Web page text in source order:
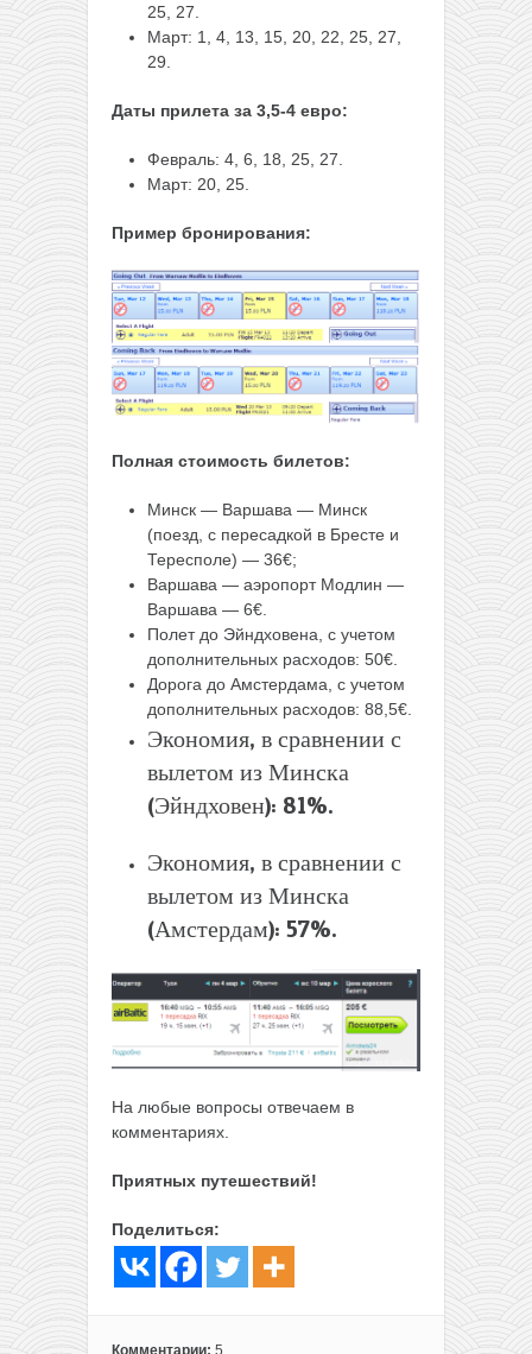
25, 27.
Март: 1, 4, 13, 15, 20, 22, 25, 27,
29.
Даты прилета за 3,5-4 евро:
Февраль: 4, 6, 18, 25, 27.
Март: 20, 25.
Пример бронирования:
Полная стоимость билетов:
Минск — Варшава — Минск
(поезд, с пересадкой в Бресте и
Тересполе) — 36€;
Варшава — аэропорт Модлин —
Варшава — 6€.
Полет до Эйндховена, с учетом
дополнительных расходов: 50€.
Дорога до Амстердама, с учетом
дополнительных расходов: 88,5€.
Экономия, в сравнении с
вылетом из Минска
(Эйндховен): 81%.
Экономия, в сравнении с
вылетом из Минска
(Амстердам): 57%.
На любые вопросы отвечаем в
комментариях.
Приятных путешествий!
Поделиться: